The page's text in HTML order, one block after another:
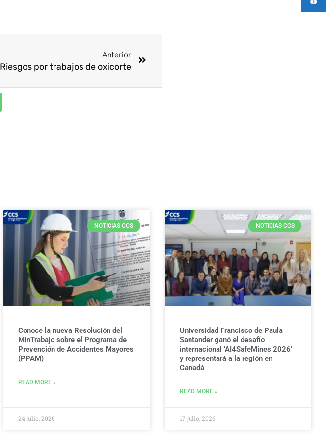
Anterior
Riesgos por trabajos de oxicorte
NOTICIAS CCS
Conoce la nueva Resolución del
MinTrabajo sobre el Programa de
Prevención de Accidentes Mayores
(PPAM)
READ MORE »
24 julio, 2026
NOTICIAS CCS
Universidad Francisco de Paula
Santander ganó el desafío
internacional ‘AI4SafeMines 2026’
y representará a la región en
Canadá
READ MORE »
17 julio, 2026